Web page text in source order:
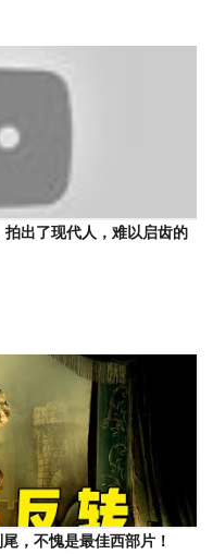
拍出了现代人，难以启齿的
，不愧是最佳西部片！